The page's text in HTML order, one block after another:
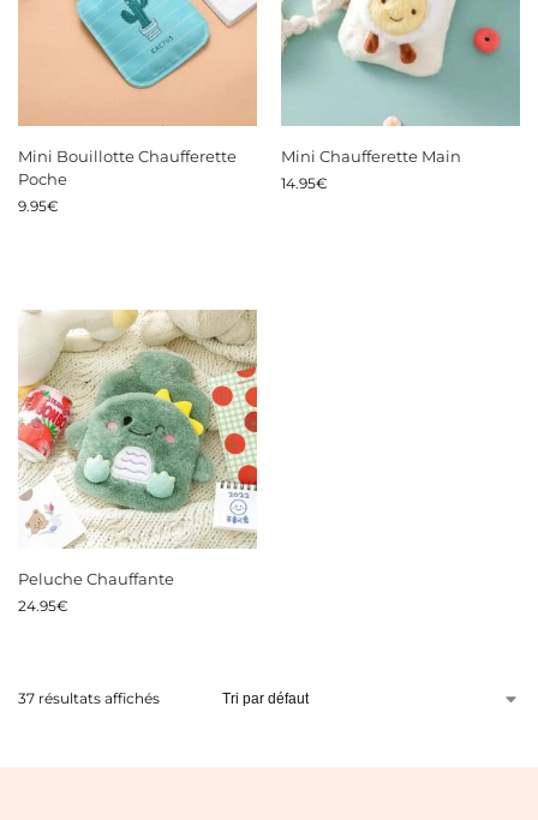
Mini Bouillotte Chaufferette
Poche
9.95€
Mini Chaufferette Main
14.95€
Peluche Chauffante
24.95€
37 résultats affichés